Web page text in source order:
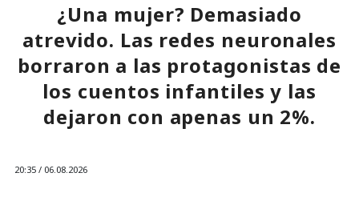
¿Una mujer? Demasiado
atrevido. Las redes neuronales
borraron a las protagonistas de
los cuentos infantiles y las
dejaron con apenas un 2%.
20:35 / 06.08.2026